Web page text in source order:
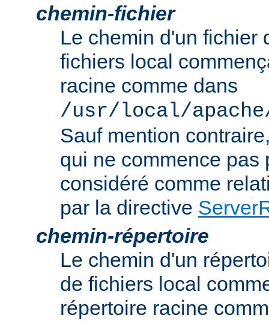
chemin-fichier
Le chemin d'un fichier
fichiers local
racine comme dans
/usr/local/
Sauf mention
qui ne commence pas
considéré comme
par la directive
chemin-répertoire
Le chemin d'un
de fichiers local
répertoire racine